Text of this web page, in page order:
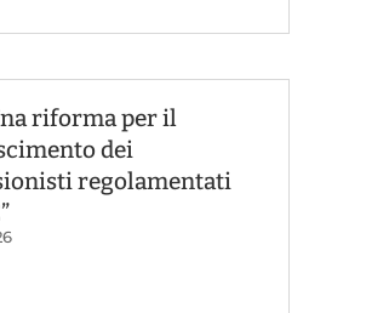
riforma per il
dei
regolamentati